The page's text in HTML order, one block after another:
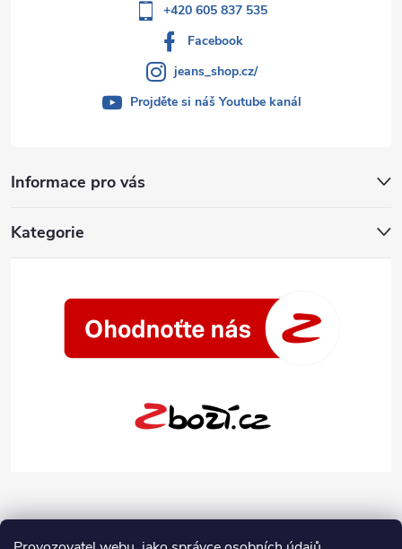
Informace pro vás
Kategorie
+420 605 837 535
Facebook
jeans_shop.cz/
Projděte si náš Youtube kanál